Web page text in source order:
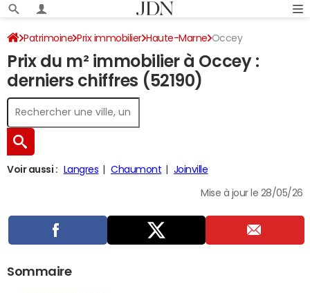
Patrimoine Prix immobilier Haute-Marne Occey
Prix du m² immobilier à Occey :
derniers chiffres (52190)
Voir aussi : Langres Chaumont Joinville
Mise à jour le 28/05/26
Sommaire